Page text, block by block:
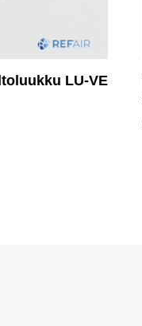
LU-VE